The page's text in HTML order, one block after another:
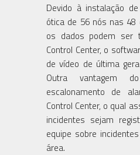
Devido à instalação
ótica de 56 nós nas 48
os dados podem ser
Control Center, o
de vídeo de última
Outra vantagem
escalonamento de
Control Center, o qual
incidentes sejam
equipe sobre
área.